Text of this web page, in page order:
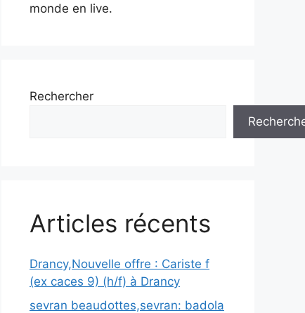
monde en live.
Rechercher
Articles récents
Drancy,Nouvelle offre : Cariste f
(ex caces 9) (h/f) à Drancy
sevran beaudottes,sevran: badola